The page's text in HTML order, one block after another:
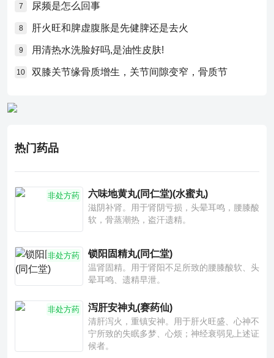
7 尿频是怎么回事
8 肝火旺和脾虚腹胀是先健脾还是去火
9 用清热水洗脸好吗,是油性皮肤!
10 双膝关节缘骨质增生，关节间隙变窄，骨质节
热门药品
非处方药 六味地黄丸(同仁堂)(水蜜丸)
滋阴补肾。用于肾阴亏损，头晕耳鸣，腰膝酸
软，骨蒸潮热，盗汗遗精。
非处方药 锁阳固精丸(同仁堂)
温肾固精。用于肾阳不足所致的腰膝酸软、头
晕耳鸣、遗精早泄。
非处方药 泻肝安神丸(赛药仙)
清肝泻火，重镇安神。用于肝火旺盛、心神不
宁所致的失眠多梦、心烦；神经衰弱见上述证
候者。